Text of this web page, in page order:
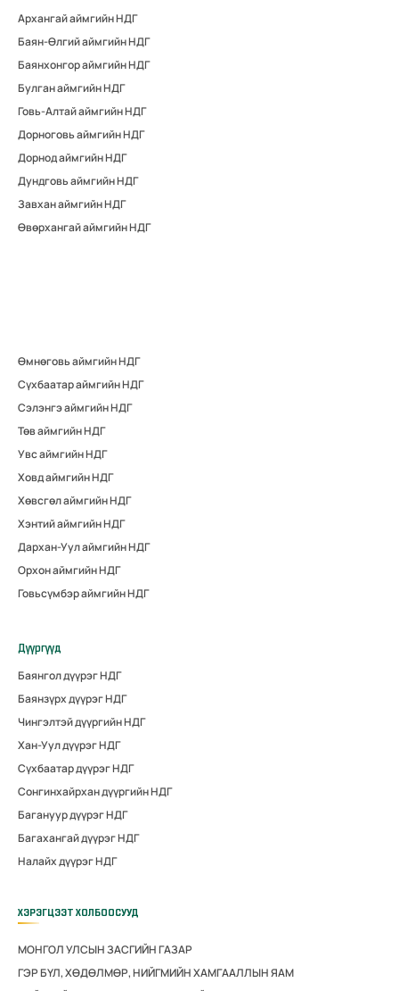
Архангай аймгийн НДГ
Баян-Өлгий аймгийн НДГ
Баянхонгор аймгийн НДГ
Булган аймгийн НДГ
Говь-Алтай аймгийн НДГ
Дорноговь аймгийн НДГ
Дорнод аймгийн НДГ
Дундговь аймгийн НДГ
Завхан аймгийн НДГ
Өвөрхангай аймгийн НДГ
Өмнөговь аймгийн НДГ
Сүхбаатар аймгийн НДГ
Сэлэнгэ аймгийн НДГ
Төв аймгийн НДГ
Увс аймгийн НДГ
Ховд аймгийн НДГ
Хөвсгөл аймгийн НДГ
Хэнтий аймгийн НДГ
Дархан-Уул аймгийн НДГ
Орхон аймгийн НДГ
Говьсүмбэр аймгийн НДГ
Дүүргүүд
Баянгол дүүрэг НДГ
Баянзүрх дүүрэг НДГ
Чингэлтэй дүүргийн НДГ
Хан-Уул дүүрэг НДГ
Сүхбаатар дүүрэг НДГ
Сонгинхайрхан дүүргийн НДГ
Багануур дүүрэг НДГ
Багахангай дүүрэг НДГ
Налайх дүүрэг НДГ
ХЭРЭГЦЭЭТ ХОЛБООСУУД
МОНГОЛ УЛСЫН ЗАСГИЙН ГАЗАР
ГЭР БҮЛ, ХӨДӨЛМӨР, НИЙГМИЙН ХАМГААЛЛЫН ЯАМ